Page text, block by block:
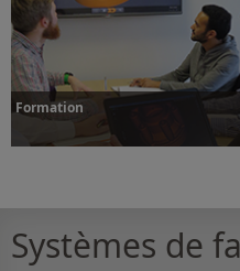
Plus d’informations
Formation
Plus d’informations
Systèmes de